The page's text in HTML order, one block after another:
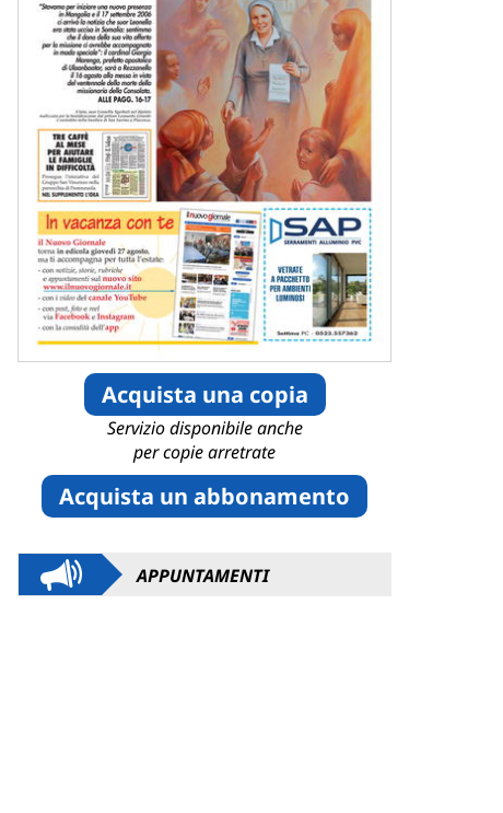
Acquista una copia
Servizio disponibile anche
per copie arretrate
Acquista un abbonamento
APPUNTAMENTI